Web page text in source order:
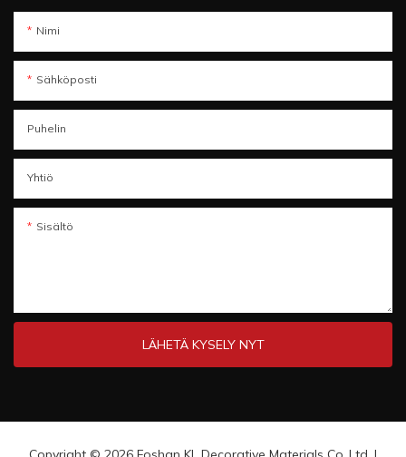
Nimi
Sähköposti
Puhelin
Yhtiö
Sisältö
LÄHETÄ KYSELY NYT